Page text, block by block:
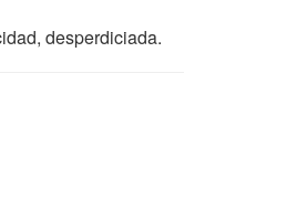
desperdiciada.